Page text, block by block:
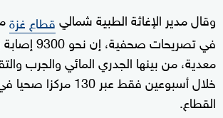
وقال مدير الإغاثة الطبية شماليقطاع غزة
في تصريحات
معدية، من بينها الجدري المائي والجرب
خلال أسبوعين فقط عبر
القطاع.